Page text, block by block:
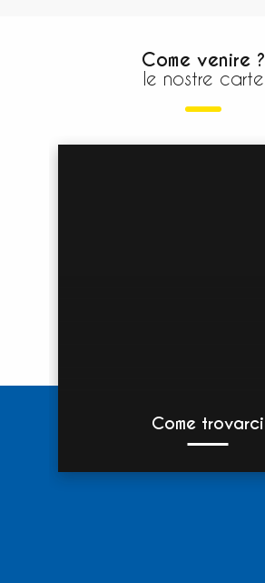
Come venire ?
le nostre carte
Come trovarci